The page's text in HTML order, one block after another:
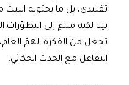
تقليدي، بل ما يحتويه
بيتا لكنه منتمٍ إلى التطوّرات
تجعل من الفكرة الهمّ
التفاعل مع الحدث الحكائي.